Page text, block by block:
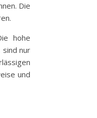
Die
hohe
nur
und